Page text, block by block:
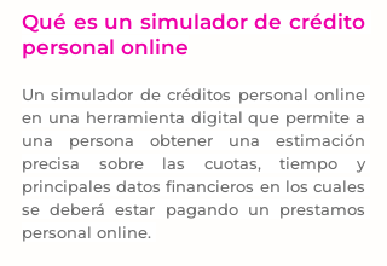
Qué es un simulador de crédito
personal online
Un simulador de créditos personal online
en una herramienta digital que permite a
una persona obtener una estimación
precisa sobre las cuotas, tiempo y
principales datos financieros en los cuales
se deberá estar pagando un prestamos
personal online.